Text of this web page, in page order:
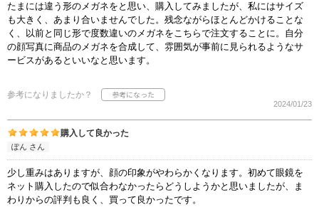
たまには違う形のメガネをと思い、購入してみましたが、私にはサイズ
も大きく、あまり合いませんでした。残念ながらほとんどかけることな
く、以前と同じ形で度数違いのメガネをこちらで注文することに。自分
の顔写真に商品のメガネを合成して、雰囲気が事前に見られるようなサ
ービスがあるといいなと思います。
参考になりましたか？
2024/01/23
購入して良かった
ぽん さん
少し重みはありますが、顔の印象がやわらかくなります。初めて眼鏡を
ネット購入したので似合わなかったらどうしようかと思いましたが、ま
わりからの評判も良く、買って良かったです。